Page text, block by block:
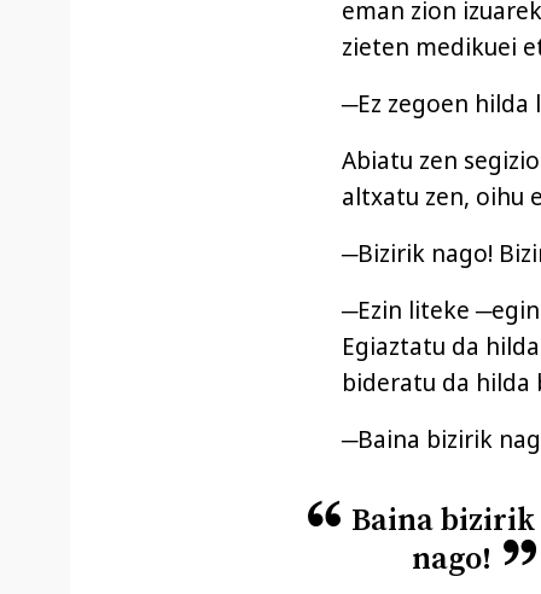
eman zion
zieten medikuei
─Ez zegoen
Abiatu zen
altxatu zen, oihu
─Bizirik nago!
─Ezin liteke
Egiaztatu da
bideratu da hilda
─Baina bizirik
Baina bizirik
nago!